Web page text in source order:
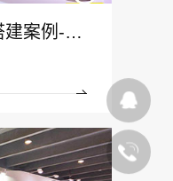
2021上海进博会展台设计搭建案例-UL-深圳展览设计公司